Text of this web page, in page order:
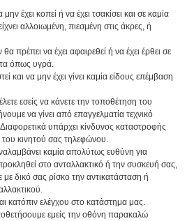
έχει κοπεί ή να έχει τσακίσει και σε καμία
αλλοιωμένη, πιεσμένη στις άκρες, ή
πρέπει να έχει αφαιρεθεί ή να έχει έρθει σε
όπως υγρά.
και να μην έχει γίνει καμία είδους επέμβαση
εσείς να κάνετε την τοποθέτηση του
να γίνει από επαγγελματία τεχνικό
υπάρχει κίνδυνος καταστροφής
του κινητού σας τηλεφώνου.
καμία απολύτως ευθύνη για
στο ανταλλακτικό ή την συσκευή σας,
δικό σας ρίσκο την αντικατάσταση ή
κατόπιν ελέγχου στο κατάστημα μας.
εμείς την οθόνη παρακαλώ